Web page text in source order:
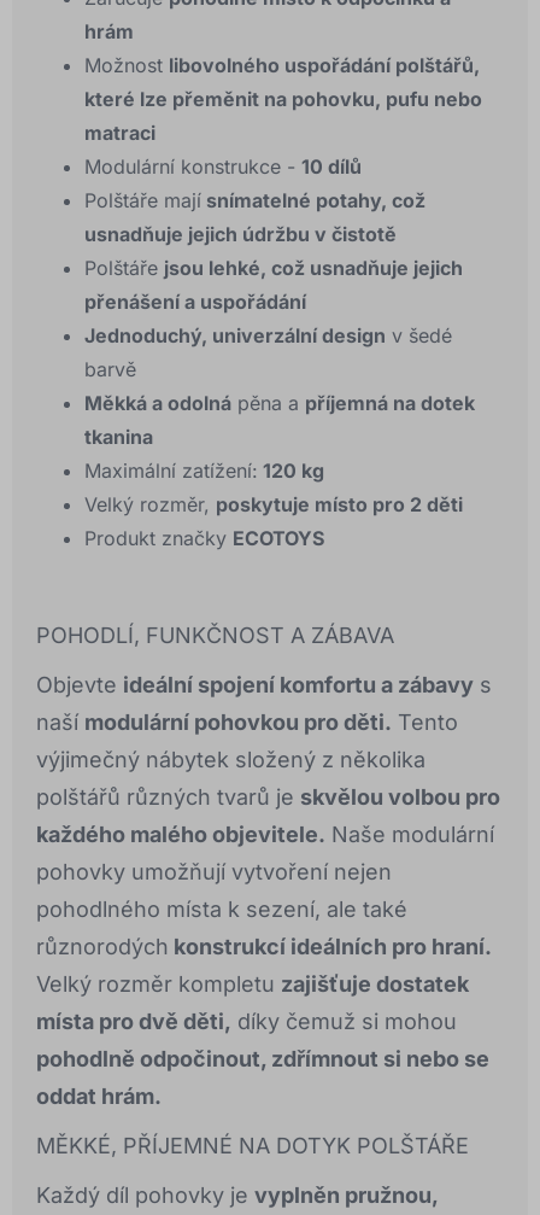
hrám
Možnost libovolného uspořádání polštářů,
které lze přeměnit na pohovku, pufu nebo
matraci
Modulární konstrukce - 10 dílů
Polštáře mají snímatelné potahy, což
usnadňuje jejich údržbu v čistotě
Polštáře jsou lehké, což usnadňuje jejich
přenášení a uspořádání
Jednoduchý, univerzální design v šedé
barvě
Měkká a odolná pěna a příjemná na dotek
tkanina
Maximální zatížení: 120 kg
Velký rozměr, poskytuje místo pro 2 děti
Produkt značky ECOTOYS
POHODLÍ, FUNKČNOST A ZÁBAVA
Objevte ideální spojení komfortu a zábavy s
naší modulární pohovkou pro děti. Tento
výjimečný nábytek složený z několika
polštářů různých tvarů je skvělou volbou pro
každého malého objevitele. Naše modulární
pohovky umožňují vytvoření nejen
pohodlného místa k sezení, ale také
různorodých konstrukcí ideálních pro hraní.
Velký rozměr kompletu zajišťuje dostatek
místa pro dvě děti, díky čemuž si mohou
pohodlně odpočinout, zdřímnout si nebo se
oddat hrám.
MĚKKÉ, PŘÍJEMNÉ NA DOTYK POLŠTÁŘE
Každý díl pohovky je vyplněn pružnou,